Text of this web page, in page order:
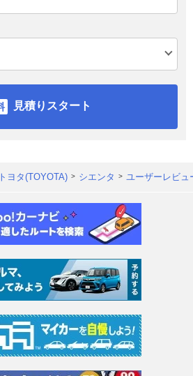
見積りスタート
トヨタ(TOYOTA) シエンタ ユーザーレビュ